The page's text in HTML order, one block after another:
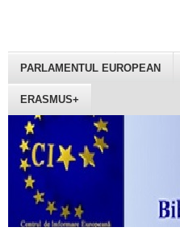
PARLAMENTUL EUROPEAN
ERASMUS+